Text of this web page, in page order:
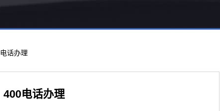
话办理
400电话办理